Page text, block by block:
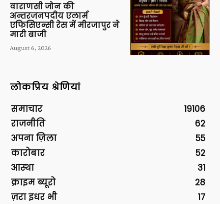
वाराणसी जोन की
अन्तरजनपदीय एलार्म
एफिसिएन्सी रेस में मीरजापुर ने
मारी बाजी
August 6, 2026
लोकप्रिय श्रेणियां
समाचार
19106
राजनीति
62
अपना ज़िला
55
कारोबार
52
आस्था
31
क्राइम ब्यूरो
28
ज़रा इधर भी
17